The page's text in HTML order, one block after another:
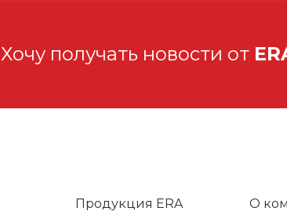
Хочу получать новости от
Продукция ERA О